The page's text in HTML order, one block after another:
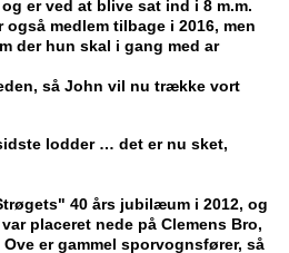
er ved at blive sat ind i 8 m.m.
medlem tilbage i 2016, men
der hun skal i gang med ar
så John vil nu trække vort
lodder … det er nu sket,
40 års jubilæum i 2012, og
placeret nede på Clemens Bro,
er gammel sporvognsfører, så